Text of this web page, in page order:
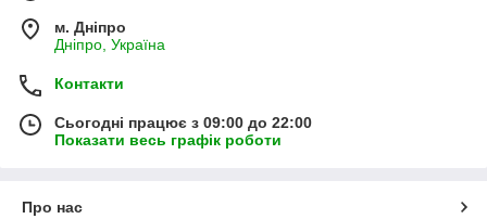
м. Дніпро
Дніпро, Україна
Контакти
Сьогодні працює з 09:00 до 22:00
Показати весь графік роботи
Про нас